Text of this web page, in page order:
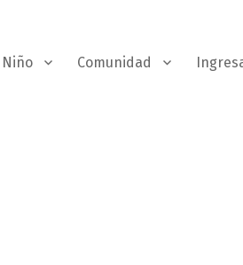
Niño Comunidad